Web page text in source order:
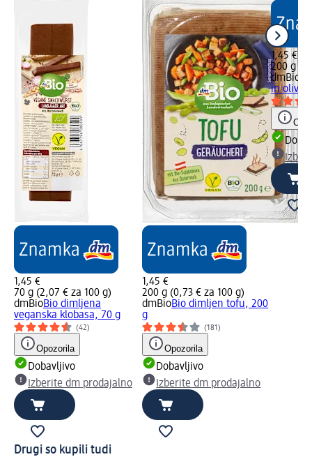
1,45 €
70 g (2,07 € za 100 g)
dmBioBio dimljena
veganska klobasa, 70 g
(42)
Opozorila
Dobavljivo
Izberite dm prodajalno
1,45 €
200 g (0,73 € za 100 g)
dmBioBio dimljen tofu, 200
g
(181)
Opozorila
Dobavljivo
Izberite dm prodajalno
1,45 €
200 g
dmBio
in
Drugi so kupili tudi